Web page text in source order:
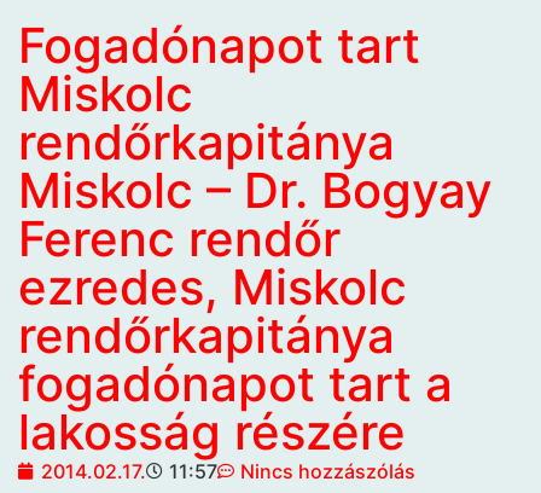
Fogadónapot tart
Miskolc
rendőrkapitánya
Miskolc – Dr. Bogyay
Ferenc rendőr
ezredes, Miskolc
rendőrkapitánya
fogadónapot tart a
lakosság részére
2014.02.17. 11:57 Nincs hozzászólás